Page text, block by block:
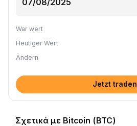
War wert
Heutiger Wert
Ändern
Jetzt traden
Σχετικά με Bitcoin (BTC)